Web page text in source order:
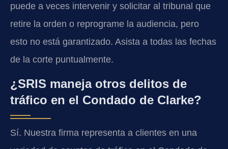
puede a veces intervenir y solicitar al tribunal que
retire la orden o reprograme la audiencia, pero
esto no está garantizado. Asista a todas las fechas
de la corte puntualmente.
¿SRIS maneja otros delitos de
tráfico en el Condado de Clarke?
Sí. Nuestra firma representa a clientes en una